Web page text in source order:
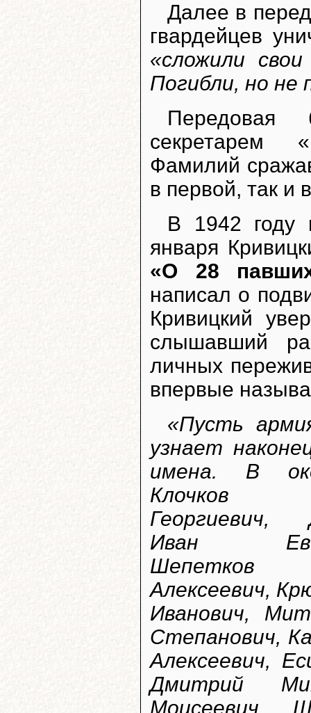
Далее в
гвардейцев
«сложили
Погибли, но не
Передовая
секретарем
Фамилий
в первой, так и
В 1942 году
января
«О 28
написал о
Кривицкий
слышавший
личных
впервые
«Пусть
узнает
имена. В
Клочков
Георгиевич,
Иван
Алексеевич,
Иванович,
Степанович,
Алексеевич,
Дмитрий
Моисеевич,